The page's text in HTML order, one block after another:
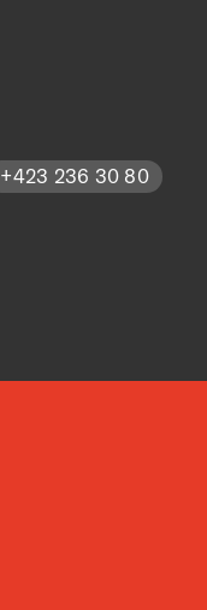
+423 236 30 80